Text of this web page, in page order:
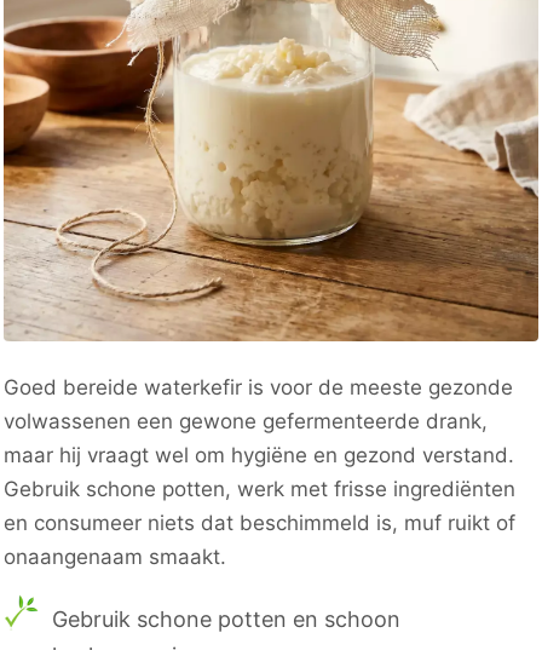
Goed bereide waterkefir is voor de meeste gezonde
volwassenen een gewone gefermenteerde drank,
maar hij vraagt wel om hygiëne en gezond verstand.
Gebruik schone potten, werk met frisse ingrediënten
en consumeer niets dat beschimmeld is, muf ruikt of
onaangenaam smaakt.
Gebruik schone potten en schoon